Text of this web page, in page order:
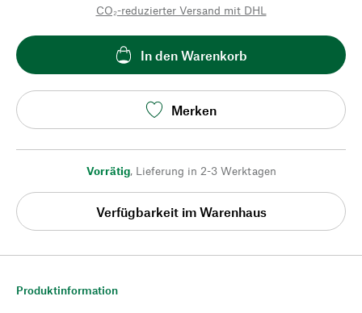
CO₂-reduzierter Versand mit DHL
In den Warenkorb
Merken
Vorrätig, Lieferung in 2-3 Werktagen
Verfügbarkeit im Warenhaus
Produktinformation